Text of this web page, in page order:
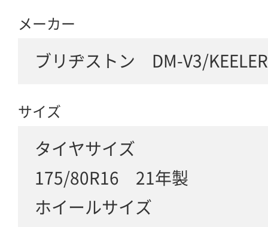
メーカー
ブリヂストン DM-V3/KEELER
サイズ
タイヤサイズ
175/80R16 21年製
ホイールサイズ